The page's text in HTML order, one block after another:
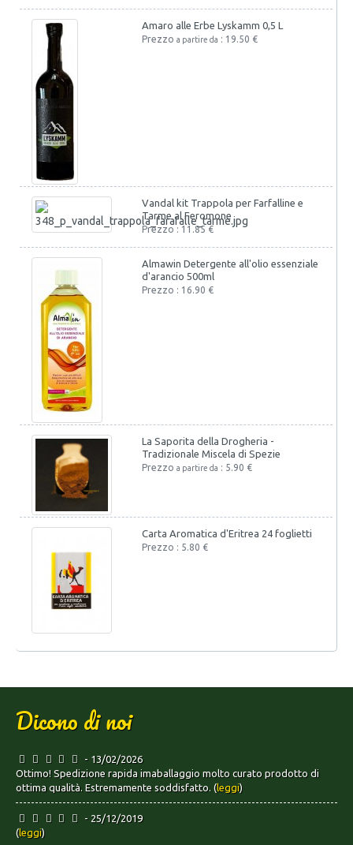
Amaro alle Erbe Lyskamm 0,5 L
Prezzoa partire da : 19.50 €
Vandal kit Trappola per Farfalline e
Tarme al Feromone
Prezzo : 11.85 €
Almawin Detergente all'olio essenziale
d'arancio 500ml
Prezzo : 16.90 €
La Saporita della Drogheria -
Tradizionale Miscela di Spezie
Prezzoa partire da : 5.90 €
Carta Aromatica d'Eritrea 24 foglietti
Prezzo : 5.80 €
Dicono di noi
- 13/02/2026
Ottimo! Spedizione rapida imaballaggio molto curato prodotto di
ottima qualità. Estremamente soddisfatto. (leggi)
- 25/12/2019
(leggi)